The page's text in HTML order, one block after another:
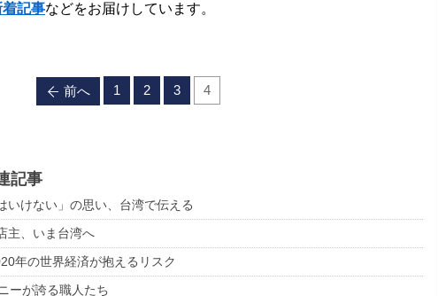
着記事などをお届けしています。
前へ 1 2 3 4
記事
いけない」の思い、台湾で伝える
主、いま台湾へ
年の世界経済が抱えるリスク
ーが誇る職人たち